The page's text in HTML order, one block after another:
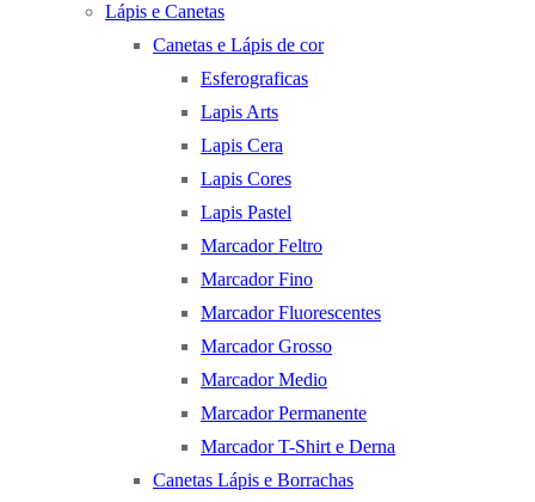
Lápis e Canetas
Canetas e Lápis de cor
Esferograficas
Lapis Arts
Lapis Cera
Lapis Cores
Lapis Pastel
Marcador Feltro
Marcador Fino
Marcador Fluorescentes
Marcador Grosso
Marcador Medio
Marcador Permanente
Marcador T-Shirt e Derna
Canetas Lápis e Borrachas